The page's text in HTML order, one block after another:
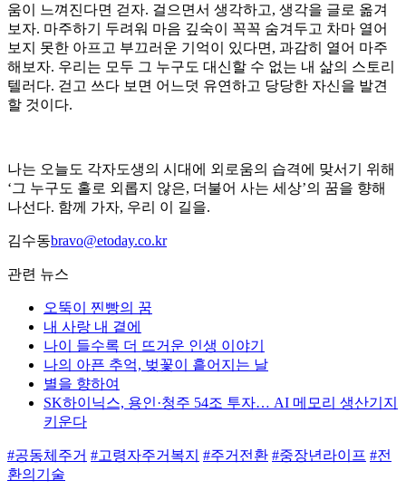
움이 느껴진다면 걷자. 걸으면서 생각하고, 생각을 글로 옮겨
보자. 마주하기 두려워 마음 깊숙이 꼭꼭 숨겨두고 차마 열어
보지 못한 아프고 부끄러운 기억이 있다면, 과감히 열어 마주
해보자. 우리는 모두 그 누구도 대신할 수 없는 내 삶의 스토리
텔러다. 걷고 쓰다 보면 어느덧 유연하고 당당한 자신을 발견
할 것이다.
나는 오늘도 각자도생의 시대에 외로움의 습격에 맞서기 위해
‘그 누구도 홀로 외롭지 않은, 더불어 사는 세상’의 꿈을 향해
나선다. 함께 가자, 우리 이 길을.
김수동bravo@etoday.co.kr
관련 뉴스
오뚝이 찐빵의 꿈
내 사랑 내 곁에
나이 들수록 더 뜨거운 인생 이야기
나의 아픈 추억, 벚꽃이 흩어지는 날
별을 향하여
SK하이닉스, 용인·청주 54조 투자… AI 메모리 생산기지
키운다
#공동체주거 #고령자주거복지 #주거전환 #중장년라이프 #전
환의기술